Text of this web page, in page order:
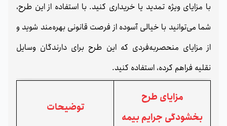
با مزایای ویژه تمدید یا خریداری کنید. با استفاده از این طرح،
شما می‌توانید با خیالی آسوده از فرصت قانونی بهره‌مند شوید و
از مزایای منحصربه‌‌فردی که این طرح برای دارندگان وسایل
نقلیه فراهم کرده، استفاده کنید.
مزایای طرح
بخشودگی جرایم بیمه
توضیحات